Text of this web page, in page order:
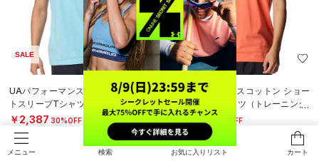
メニュー 検索 お気に入りリスト カート
SALE
UAパフォーマンスコットン ショー
トスリーブTシャツ（トレーニング/
MEN）
￥2,387 30%OFF
￥3,410
SALE
UAパフォーマンスコットン ショー
トスリーブTシャツ（トレーニング/
MEN）
￥2,387
30%OFF
￥3,410